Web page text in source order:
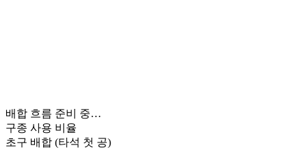
배합 흐름 준비 중…
구종 사용 비율
초구 배합 (타석 첫 공)